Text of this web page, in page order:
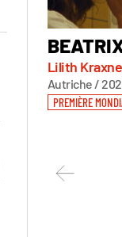
Lilith
Autriche /
PREMIÈRE